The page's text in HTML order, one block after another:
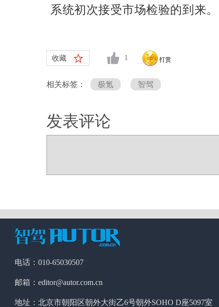
系统初次接受市场检验的到来。
收藏 1 打赏
相关标签： 极氪 智驾
发表评论
电话：010-65030507
邮箱：editor@autor.com.cn
地址：北京市朝阳区朝外大街乙6号朝外SOHO D座5097室